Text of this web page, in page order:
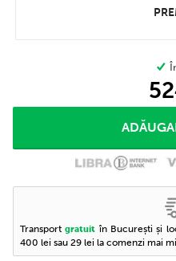
Transportgratuit în București și
400 lei sau 29 lei la comenzi mai